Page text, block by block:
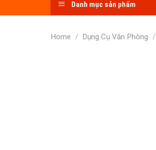
Danh mục sản phẩm
Home / Dụng Cụ Văn Phòng /